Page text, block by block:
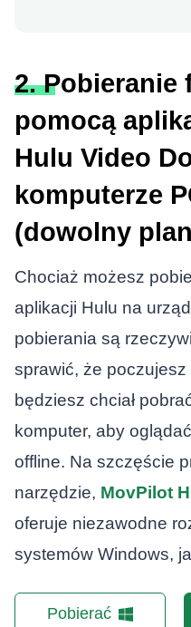
2. Pobieranie
pomocą
Hulu Video
komputerze
(dowolny
Chociaż możesz
aplikacji Hulu na
pobierania są
sprawić, że
będziesz chciał
komputer, aby
offline. Na szczęście
narzędzie, MovPilot
oferuje niezawodne
systemów Windows,
Pobierać